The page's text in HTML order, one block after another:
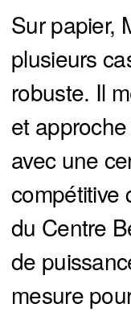
Sur papier,
plusieurs
robuste. Il
et
avec une
compétitive
du Centre
de
mesure